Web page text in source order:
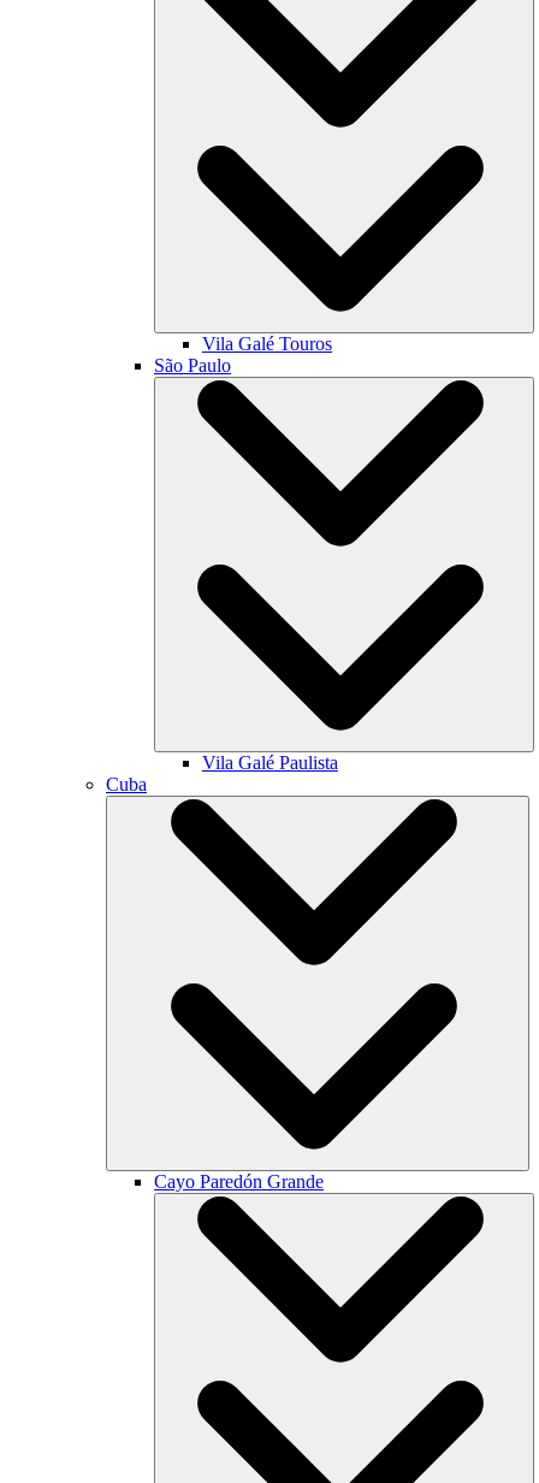
Vila Galé Touros
São Paulo
Vila Galé Paulista
Cuba
Cayo Paredón Grande